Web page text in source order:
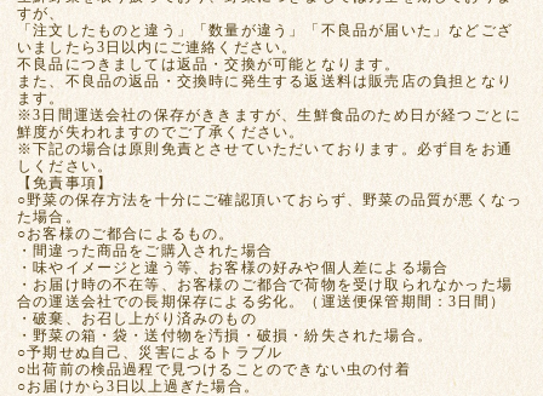
すが、
「注文したものと違う」「数量が違う」「不良品が届いた」などござ
いましたら3日以内にご連絡ください。
不良品につきましては返品・交換が可能となります。
また、不良品の返品・交換時に発生する返送料は販売店の負担となり
ます。
※3日間運送会社の保存がききますが、生鮮食品のため日が経つごとに
鮮度が失われますのでご了承ください。
※下記の場合は原則免責とさせていただいております。必ず目をお通
しください。
【免責事項】
○野菜の保存方法を十分にご確認頂いておらず、野菜の品質が悪くなっ
た場合。
○お客様のご都合によるもの。
・間違った商品をご購入された場合
・味やイメージと違う等、お客様の好みや個人差による場合
・お届け時の不在等、お客様のご都合で荷物を受け取られなかった場
合の運送会社での長期保存による劣化。（運送便保管期間：3日間）
・破棄、お召し上がり済みのもの
・野菜の箱・袋・送付物を汚損・破損・紛失された場合。
○予期せぬ自己、災害によるトラブル
○出荷前の検品過程で見つけることのできない虫の付着
○お届けから3日以上過ぎた場合。